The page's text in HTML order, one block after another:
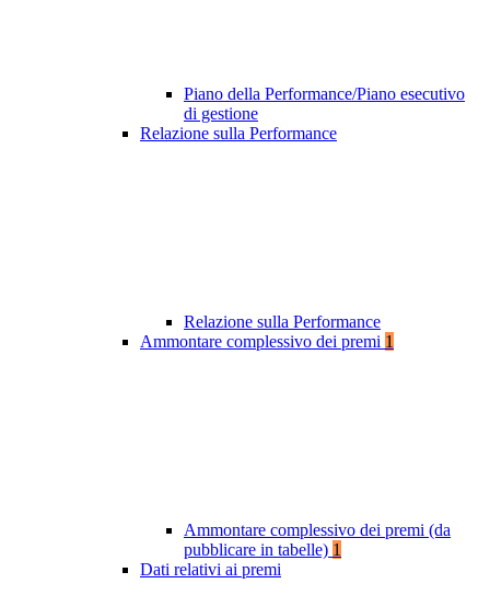
Piano della Performance/Piano esecutivo
di gestione
Relazione sulla Performance
Relazione sulla Performance
Ammontare complessivo dei premi 1
Ammontare complessivo dei premi (da
pubblicare in tabelle) 1
Dati relativi ai premi